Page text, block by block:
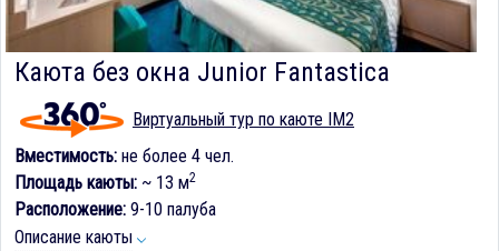
Каюта без окна Junior Fantastica
Виртуальный тур по каюте IM2
Вместимость: не более 4 чел.
Площадь каюты: ~ 13 м2
Расположение: 9-10 палуба
Описание каюты